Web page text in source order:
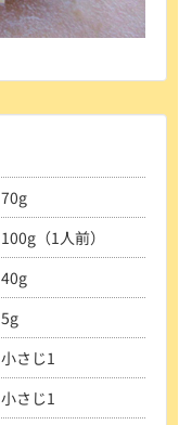
70g
100g（1人前）
40g
5g
小さじ1
小さじ1